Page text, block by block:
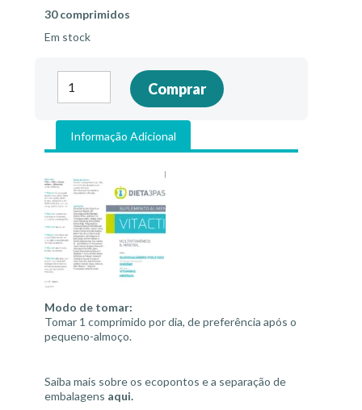
30 comprimidos
Em stock
VITACTIV
Comprar
Informação Adicional
Modo de tomar:
Tomar 1 comprimido por dia, de preferência após o
pequeno-almoço.
Saiba mais sobre os ecopontos e a separação de
embalagens aqui.